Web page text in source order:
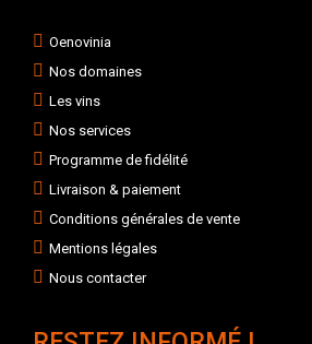
Oenovinia
Nos domaines
Les vins
Nos services
Programme de fidélité
Livraison & paiement
Conditions générales de vente
Mentions légales
Nous contacter